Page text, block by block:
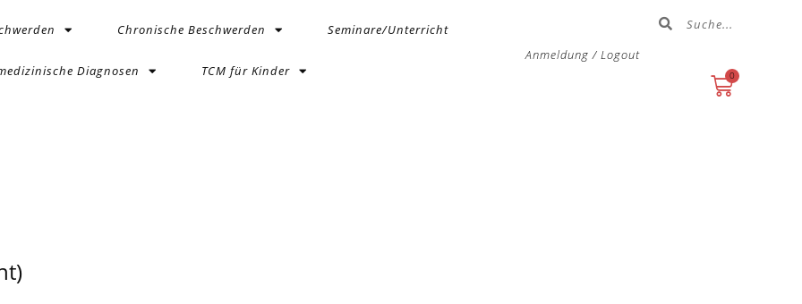
Chronische Beschwerden Seminare/Unterricht
Diagnosen TCM für Kinder
Anmeldung / Logout
0